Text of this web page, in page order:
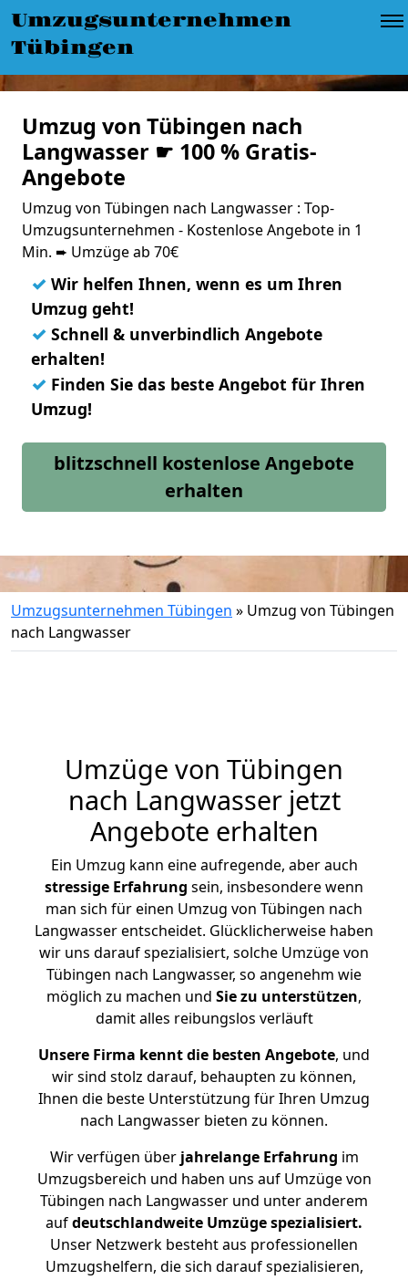
Umzugsunternehmen
Tübingen
Umzug von Tübingen nach
Langwasser ☛ 100 % Gratis-
Angebote
Umzug von Tübingen nach Langwasser : Top-
Umzugsunternehmen - Kostenlose Angebote in 1
Min. ➨ Umzüge ab 70€
✓ Wir helfen Ihnen, wenn es um Ihren
Umzug geht!
✓ Schnell & unverbindlich Angebote
erhalten!
✓ Finden Sie das beste Angebot für Ihren
Umzug!
blitzschnell kostenlose Angebote
erhalten
Umzugsunternehmen Tübingen » Umzug von Tübingen
nach Langwasser
Umzüge von Tübingen
nach Langwasser jetzt
Angebote erhalten
Ein Umzug kann eine aufregende, aber auch
stressige Erfahrung sein, insbesondere wenn
man sich für einen Umzug von Tübingen nach
Langwasser entscheidet. Glücklicherweise haben
wir uns darauf spezialisiert, solche Umzüge von
Tübingen nach Langwasser, so angenehm wie
möglich zu machen und Sie zu unterstützen,
damit alles reibungslos verläuft
Unsere Firma kennt die besten Angebote, und
wir sind stolz darauf, behaupten zu können,
Ihnen die beste Unterstützung für Ihren Umzug
nach Langwasser bieten zu können.
Wir verfügen überjahrelange Erfahrung im
Umzugsbereich und haben uns auf Umzüge von
Tübingen nach Langwasser und unter anderem
aufdeutschlandweite Umzüge spezialisiert.
Unser Netzwerk besteht aus professionellen
Umzugshelfern, die sich darauf spezialisieren,